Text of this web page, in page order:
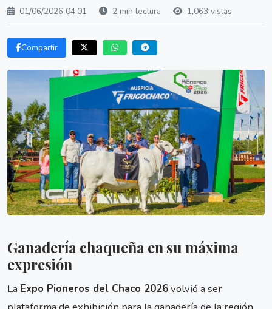
01/06/2026 04:01 2 min lectura 1,063 vistas
Compartir
Ganadería chaqueña en su máxima
expresión
La Expo Pioneros del Chaco 2026volvió a ser